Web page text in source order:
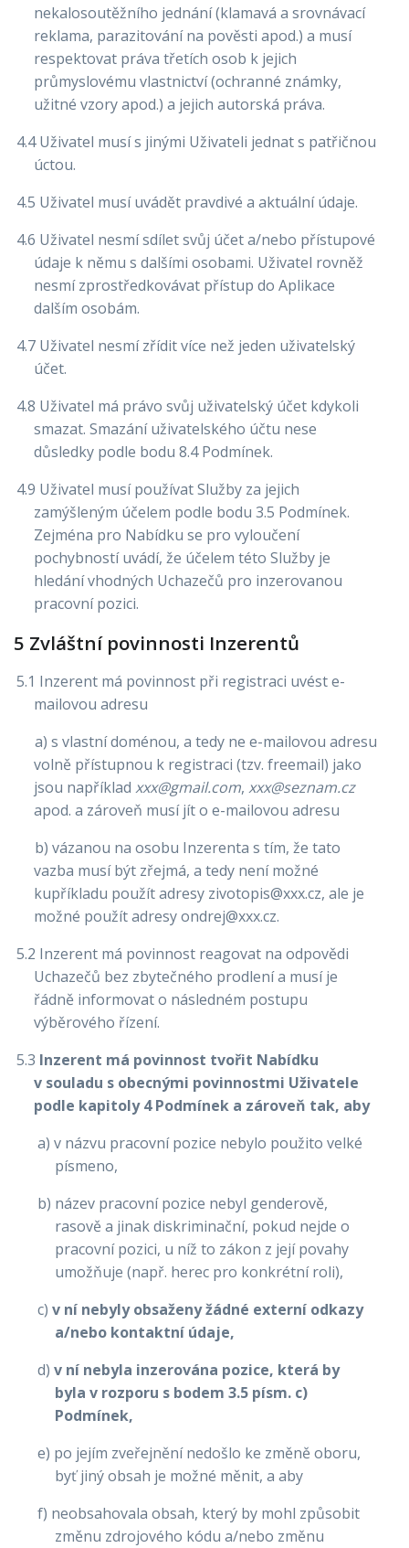
nekalosoutěžního jednání (klamavá a srovnávací
reklama, parazitování na pověsti apod.) a musí
respektovat práva třetích osob k jejich
průmyslovému vlastnictví (ochranné známky,
užitné vzory apod.) a jejich autorská práva.
4.4 Uživatel musí s jinými Uživateli jednat s patřičnou
úctou.
4.5 Uživatel musí uvádět pravdivé a aktuální údaje.
4.6 Uživatel nesmí sdílet svůj účet a/nebo přístupové
údaje k němu s dalšími osobami. Uživatel rovněž
nesmí zprostředkovávat přístup do Aplikace
dalším osobám.
4.7 Uživatel nesmí zřídit více než jeden uživatelský
účet.
4.8 Uživatel má právo svůj uživatelský účet kdykoli
smazat. Smazání uživatelského účtu nese
důsledky podle bodu 8.4 Podmínek.
4.9 Uživatel musí používat Služby za jejich
zamýšleným účelem podle bodu 3.5 Podmínek.
Zejména pro Nabídku se pro vyloučení
pochybností uvádí, že účelem této Služby je
hledání vhodných Uchazečů pro inzerovanou
pracovní pozici.
5 Zvláštní povinnosti Inzerentů
5.1 Inzerent má povinnost při registraci uvést e-
mailovou adresu
a) s vlastní doménou, a tedy ne e-mailovou adresu
volně přístupnou k registraci (tzv. freemail) jako
jsou napříkladxxx@gmail.com,xxx@seznam.cz
apod. a zároveň musí jít o e-mailovou adresu
b) vázanou na osobu Inzerenta s tím, že tato
vazba musí být zřejmá, a tedy není možné
kupříkladu použít adresy zivotopis@xxx.cz, ale je
možné použít adresyondrej@xxx.cz.
5.2 Inzerent má povinnost reagovat na odpovědi
Uchazečů bez zbytečného prodlení a musí je
řádně informovat o následném postupu
výběrového řízení.
5.3 Inzerent má povinnost tvořit Nabídku
v souladu s obecnými povinnostmi Uživatele
podle kapitoly 4 Podmínek a zároveň tak, aby
a) v názvu pracovní pozice nebylo použito velké
písmeno,
b) název pracovní pozice nebyl genderově,
rasově a jinak diskriminační, pokud nejde o
pracovní pozici, u níž to zákon z její povahy
umožňuje (např. herec pro konkrétní roli),
c) v ní nebyly obsaženy žádné externí odkazy
a/nebo kontaktní údaje,
d) v ní nebyla inzerována pozice, která by
byla v rozporu s bodem 3.5 písm. c)
Podmínek,
e) po jejím zveřejnění nedošlo ke změně oboru,
byť jiný obsah je možné měnit, a aby
f) neobsahovala obsah, který by mohl způsobit
změnu zdrojového kódu a/nebo změnu